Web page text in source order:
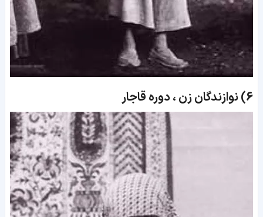
6) نوازندگان زن ، دوره قاجار